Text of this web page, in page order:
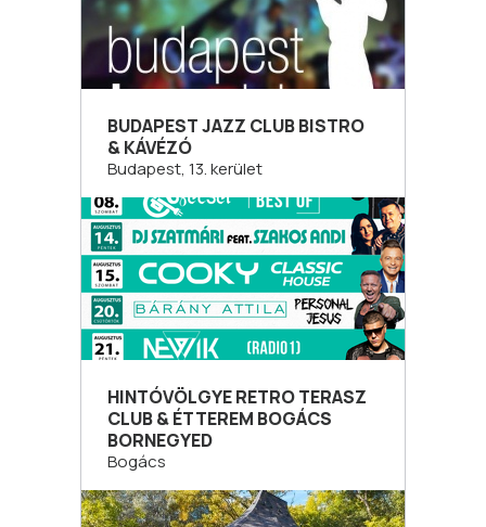
BUDAPEST JAZZ CLUB BISTRO
& KÁVÉZÓ
Budapest, 13. kerület
HINTÓVÖLGYE RETRO TERASZ
CLUB & ÉTTEREM BOGÁCS
BORNEGYED
Bogács